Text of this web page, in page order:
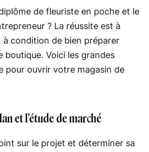
de fleuriste en poche et le
? La réussite est à
condition de bien préparer
boutique. Voici les grandes
pour ouvrir votre magasin de
et l’étude de marché
sur le projet et déterminer sa